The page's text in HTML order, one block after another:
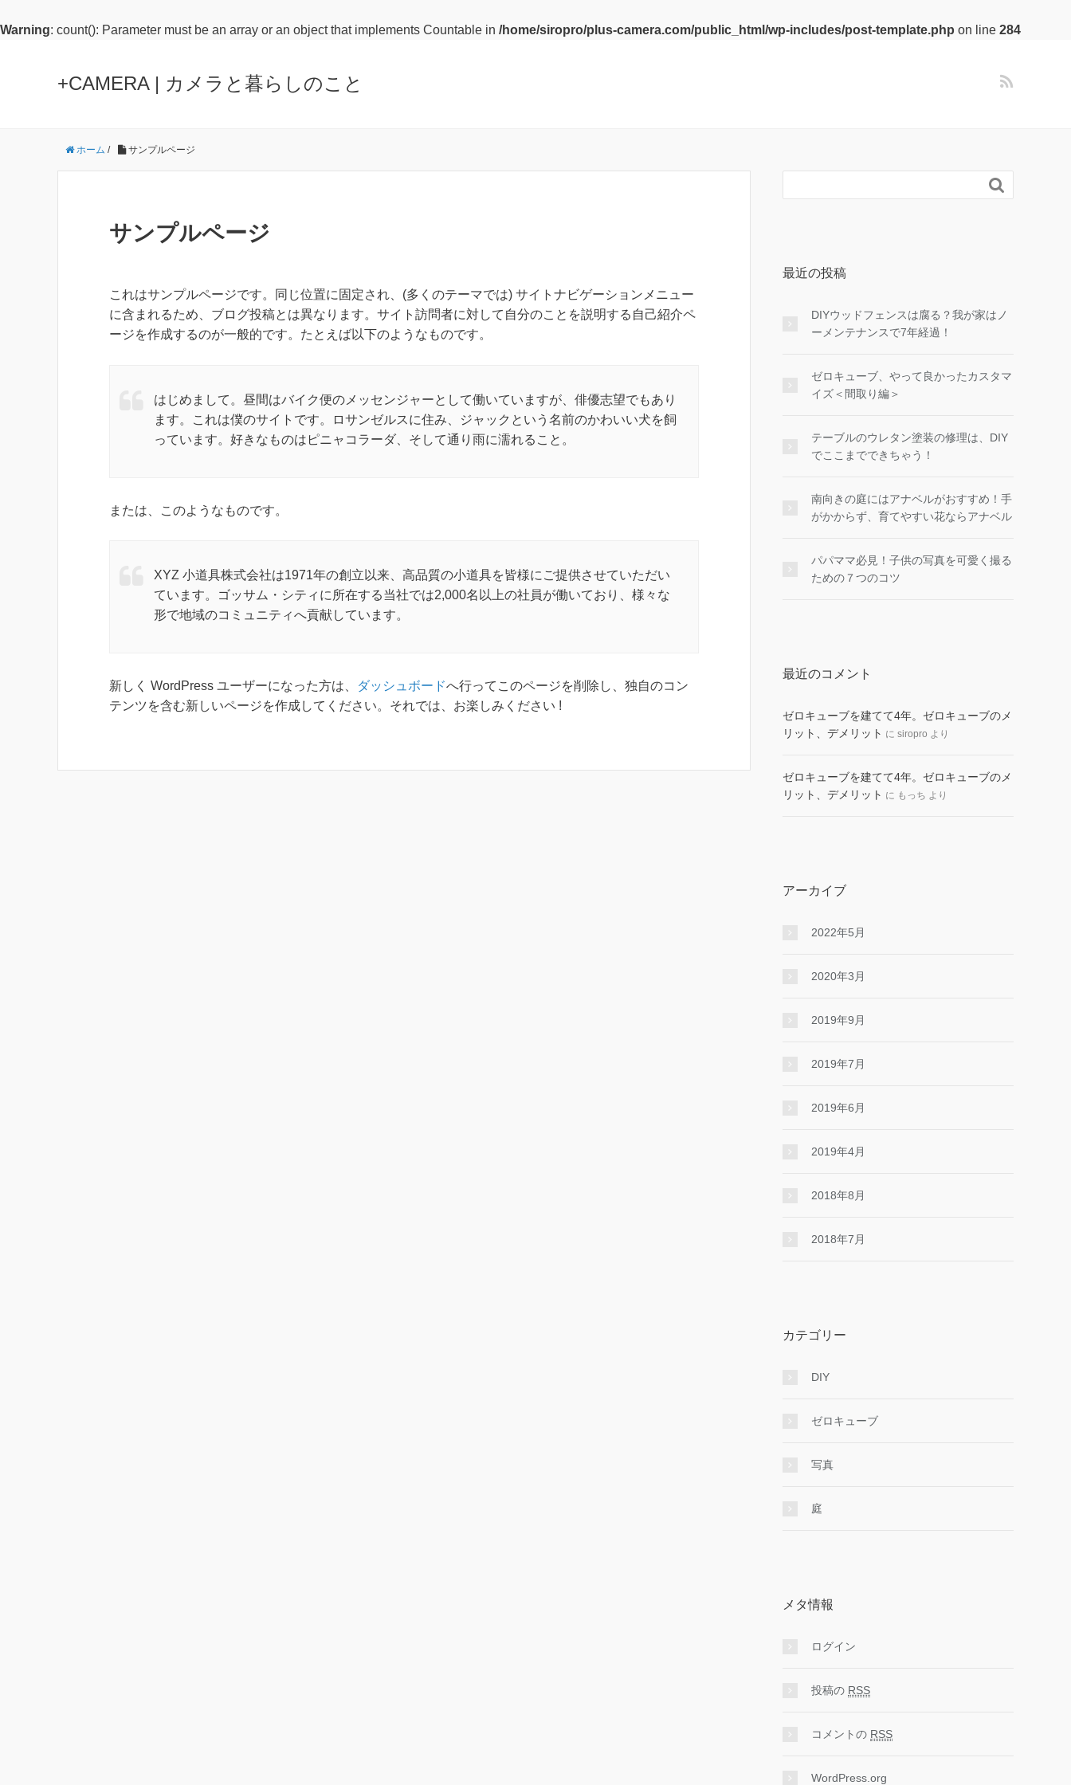
Warning: count(): Parameter must be an array or an object that implements Countable in /home/siropro/plus-camera.com/public_html/wp-includes/post-template.php on line 284
+CAMERA | カメラと暮らしのこと
ホーム / サンプルページ
サンプルページ
これはサンプルページです。同じ位置に固定され、(多くのテーマでは) サイトナビゲーションメニュー
に含まれるため、ブログ投稿とは異なります。サイト訪問者に対して自分のことを説明する自己紹介ペ
ージを作成するのが一般的です。たとえば以下のようなものです。
はじめまして。昼間はバイク便のメッセンジャーとして働いていますが、俳優志望でもあり
ます。これは僕のサイトです。ロサンゼルスに住み、ジャックという名前のかわいい犬を飼
っています。好きなものはピニャコラーダ、そして通り雨に濡れること。
または、このようなものです。
XYZ 小道具株式会社は1971年の創立以来、高品質の小道具を皆様にご提供させていただい
ています。ゴッサム・シティに所在する当社では2,000名以上の社員が働いており、様々な
形で地域のコミュニティへ貢献しています。
新しく WordPress ユーザーになった方は、 ダッシュボードへ行ってこのページを削除し、独自のコン
テンツを含む新しいページを作成してください。それでは、お楽しみください !

最近の投稿
DIYウッドフェンスは腐る？我が家はノ
ーメンテナンスで7年経過！
ゼロキューブ、やって良かったカスタマ
イズ＜間取り編＞
テーブルのウレタン塗装の修理は、DIY
でここまでできちゃう！
南向きの庭にはアナベルがおすすめ！手
がかからず、育てやすい花ならアナベル
パパママ必見！子供の写真を可愛く撮る
ための７つのコツ
最近のコメント
ゼロキューブを建てて4年。ゼロキューブのメ
リット、デメリット に siropro より
ゼロキューブを建てて4年。ゼロキューブのメ
リット、デメリット に もっち より
アーカイブ
2022年5月
2020年3月
2019年9月
2019年7月
2019年6月
2019年4月
2018年8月
2018年7月
カテゴリー
DIY
ゼロキューブ
写真
庭
メタ情報
ログイン
投稿の RSS
コメントの RSS
WordPress.org